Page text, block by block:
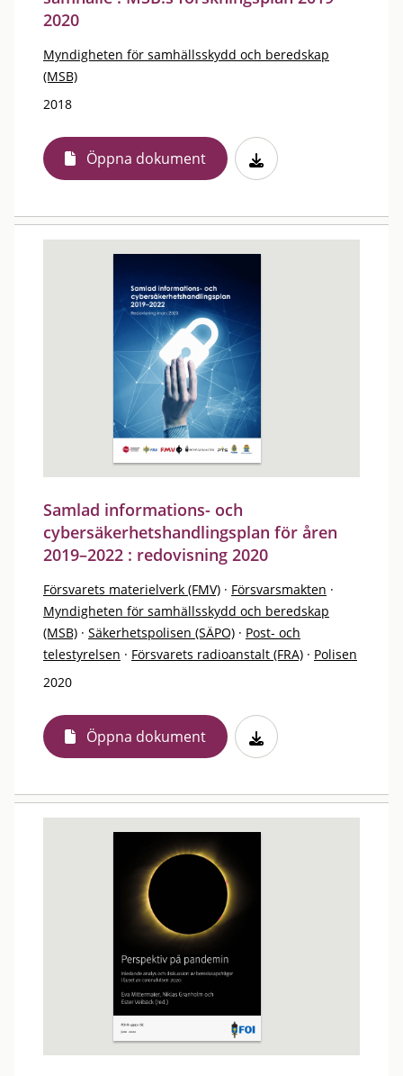
2020
Myndigheten för samhällsskydd och beredskap
(MSB)
2018
Öppna dokument
Samlad informations- och
cybersäkerhetshandlingsplan för åren
2019–2022 : redovisning 2020
Försvarets materielverk (FMV) · Försvarsmakten ·
Myndigheten för samhällsskydd och beredskap
(MSB) · Säkerhetspolisen (SÄPO) · Post- och
telestyrelsen · Försvarets radioanstalt (FRA) · Polisen
2020
Öppna dokument